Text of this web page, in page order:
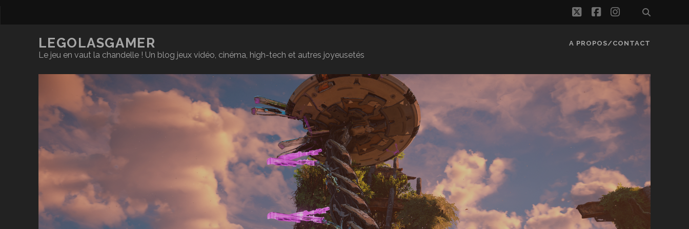
twitterfacebook
instagram
LEGOLASGAMER
Le jeu en vaut la chandelle ! Un blog jeux vidéo, cinéma, high-tech et autres joyeusetés
A PROPOS/CONTACT